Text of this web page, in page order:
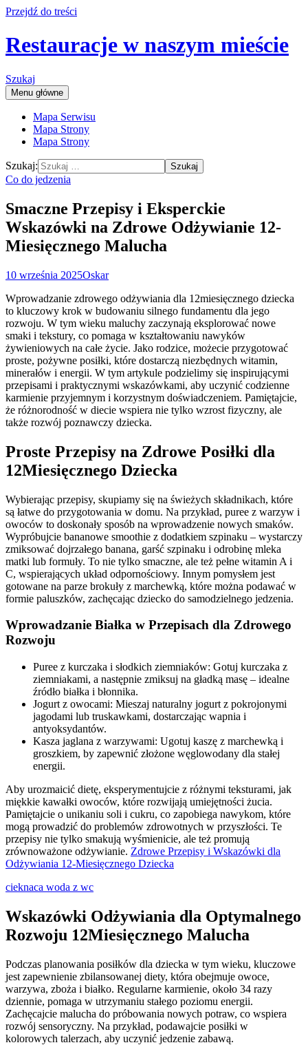
Przejdź do treści
Restauracje w naszym mieście
Szukaj
Menu główne
Mapa Serwisu
Mapa Strony
Mapa Strony
Szukaj:
Co do jedzenia
Smaczne Przepisy i Eksperckie
Wskazówki na Zdrowe Odżywianie 12-
Miesięcznego Malucha
10 września 2025Oskar
Wprowadzanie zdrowego odżywiania dla 12miesięcznego dziecka
to kluczowy krok w budowaniu silnego fundamentu dla jego
rozwoju. W tym wieku maluchy zaczynają eksplorować nowe
smaki i tekstury, co pomaga w kształtowaniu nawyków
żywieniowych na całe życie. Jako rodzice, możecie przygotować
proste, pożywne posiłki, które dostarczą niezbędnych witamin,
minerałów i energii. W tym artykule podzielimy się inspirującymi
przepisami i praktycznymi wskazówkami, aby uczynić codzienne
karmienie przyjemnym i korzystnym doświadczeniem. Pamiętajcie,
że różnorodność w diecie wspiera nie tylko wzrost fizyczny, ale
także rozwój poznawczy dziecka.
Proste Przepisy na Zdrowe Posiłki dla
12Miesięcznego Dziecka
Wybierając przepisy, skupiamy się na świeżych składnikach, które
są łatwe do przygotowania w domu. Na przykład, puree z warzyw i
owoców to doskonały sposób na wprowadzenie nowych smaków.
Wypróbujcie bananowe smoothie z dodatkiem szpinaku – wystarczy
zmiksować dojrzałego banana, garść szpinaku i odrobinę mleka
matki lub formuły. To nie tylko smaczne, ale też pełne witamin A i
C, wspierających układ odpornościowy. Innym pomysłem jest
gotowane na parze brokuły z marchewką, które można podawać w
formie paluszków, zachęcając dziecko do samodzielnego jedzenia.
Wprowadzanie Białka w Przepisach dla Zdrowego
Rozwoju
Puree z kurczaka i słodkich ziemniaków: Gotuj kurczaka z
ziemniakami, a następnie zmiksuj na gładką masę – idealne
źródło białka i błonnika.
Jogurt z owocami: Mieszaj naturalny jogurt z pokrojonymi
jagodami lub truskawkami, dostarczając wapnia i
antyoksydantów.
Kasza jaglana z warzywami: Ugotuj kaszę z marchewką i
groszkiem, by zapewnić złożone węglowodany dla stałej
energii.
Aby urozmaicić dietę, eksperymentujcie z różnymi teksturami, jak
miękkie kawałki owoców, które rozwijają umiejętności żucia.
Pamiętajcie o unikaniu soli i cukru, co zapobiega nawykom, które
mogą prowadzić do problemów zdrowotnych w przyszłości. Te
przepisy nie tylko smakują wyśmienicie, ale też promują
zrównoważone odżywianie. Zdrowe Przepisy i Wskazówki dla
Odżywiania 12-Miesięcznego Dziecka
cieknaca woda z wc
Wskazówki Odżywiania dla Optymalnego
Rozwoju 12Miesięcznego Malucha
Podczas planowania posiłków dla dziecka w tym wieku, kluczowe
jest zapewnienie zbilansowanej diety, która obejmuje owoce,
warzywa, zboża i białko. Regularne karmienie, około 34 razy
dziennie, pomaga w utrzymaniu stałego poziomu energii.
Zachęcajcie malucha do próbowania nowych potraw, co wspiera
rozwój sensoryczny. Na przykład, podawajcie posiłki w
kolorowych talerzach, aby uczynić jedzenie zabawą.